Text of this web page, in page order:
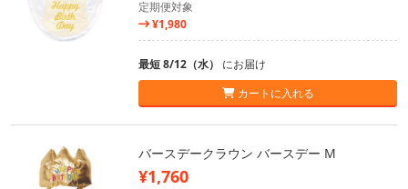
定期便対象
¥1,980
最短 8/12（水） にお届け
カートに入れる
バースデークラウン バースデー M
¥1,760